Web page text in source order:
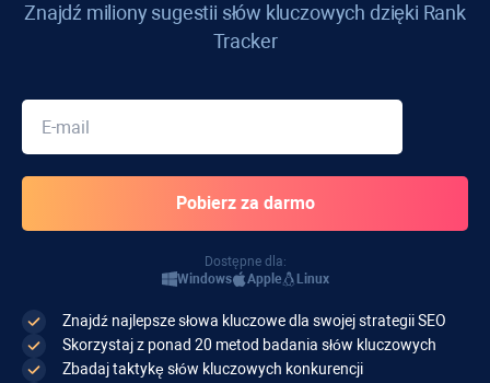
Znajdź miliony sugestii słów kluczowych dzięki Rank
Tracker
Znajdź najlepsze słowa kluczowe dla swojej strategii SEO
Skorzystaj z ponad 20 metod badania słów kluczowych
Zbadaj taktykę słów kluczowych konkurencji
Dostępne dla:
Windows
Apple Linux